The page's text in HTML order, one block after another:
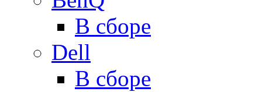
В сборе
Dell
В сборе